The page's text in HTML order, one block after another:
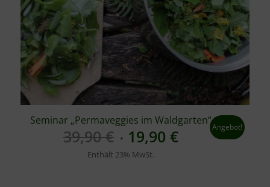
Seminar „Permaveggies im Waldgarten“
39,90€ Ursprünglicher
Preis
19,90 €Aktueller
Enthält 23% MwSt.
Angebot!